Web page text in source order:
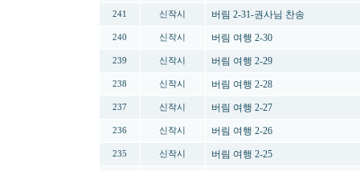
241 신작시 버림 2-31-권사님 찬송
240 신작시 버림 여행 2-30
239 신작시 버림 여행 2-29
238 신작시 버림 여행 2-28
237 신작시 버림 여행 2-27
236 신작시 버림 여행 2-26
235 신작시 버림 여행 2-25